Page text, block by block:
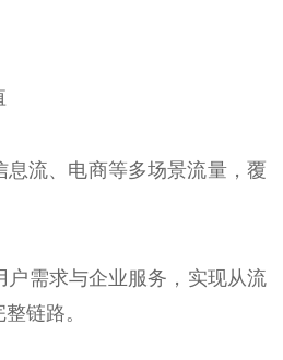
流、电商等多场景流量，覆
需求与企业服务，实现从流
链路。